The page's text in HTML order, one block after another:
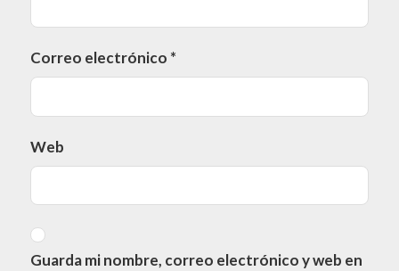
Correo electrónico *
Web
Guarda mi nombre, correo electrónico y web en